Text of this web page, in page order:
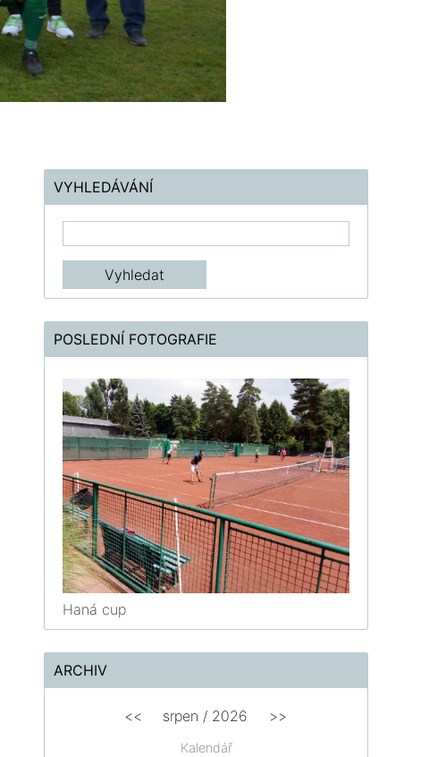
VYHLEDÁVÁNÍ
POSLEDNÍ FOTOGRAFIE
Haná cup
ARCHIV
Kalendář
<< srpen / 2026 >>